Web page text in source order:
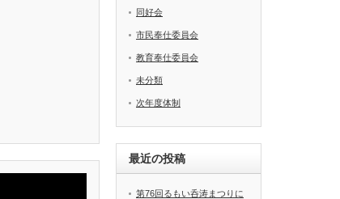
同好会
市民奉仕委員会
教育奉仕委員会
未分類
次年度体制
最近の投稿
第76回るもい呑涛まつりに